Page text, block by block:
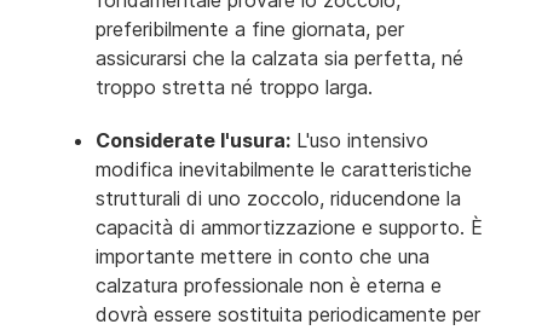
preferibilmente a fine giornata, per
assicurarsi che la calzata sia perfetta, né
troppo stretta né troppo larga.
Considerate l'usura: L'uso intensivo
modifica inevitabilmente le caratteristiche
strutturali di uno zoccolo, riducendone la
capacità di ammortizzazione e supporto. È
importante mettere in conto che una
calzatura professionale non è eterna e
dovrà essere sostituita periodicamente per